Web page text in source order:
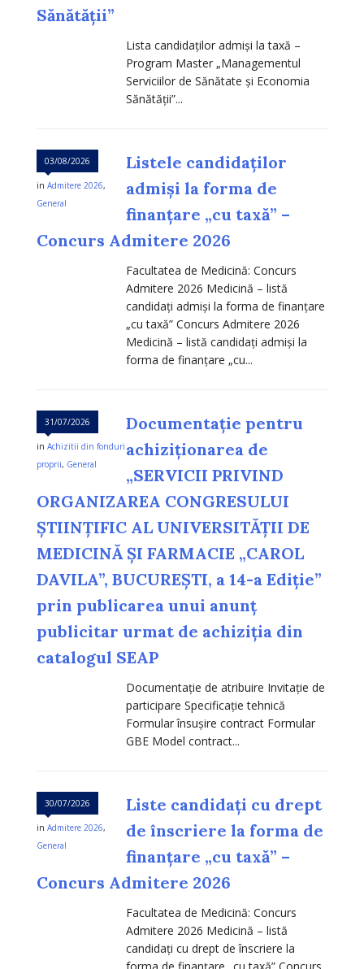
Sănătății”
Lista candidaților admiși la taxă –
Program Master „Managementul
Serviciilor de Sănătate și Economia
Sănătății”...
03/08/2026
in Admitere 2026,
General
Listele candidaților
admiși la forma de
finanțare „cu taxă” –
Concurs Admitere 2026
Facultatea de Medicină: Concurs
Admitere 2026 Medicină – listă
candidați admiși la forma de finanțare
„cu taxă” Concurs Admitere 2026
Medicină – listă candidați admiși la
forma de finanțare „cu...
31/07/2026
in Achizitii din fonduri
proprii, General
Documentație pentru
achiziționarea de
„SERVICII PRIVIND
ORGANIZAREA CONGRESULUI
ȘTIINȚIFIC AL UNIVERSITĂȚII DE
MEDICINĂ ȘI FARMACIE „CAROL
DAVILA”, BUCUREȘTI, a 14-a Ediție”
prin publicarea unui anunț
publicitar urmat de achiziția din
catalogul SEAP
Documentație de atribuire Invitație de
participare Specificație tehnică
Formular însușire contract Formular
GBE Model contract...
30/07/2026
in Admitere 2026,
General
Liste candidați cu drept
de înscriere la forma de
finanțare „cu taxă” –
Concurs Admitere 2026
Facultatea de Medicină: Concurs
Admitere 2026 Medicină – listă
candidați cu drept de înscriere la
forma de finanțare „cu taxă” Concurs